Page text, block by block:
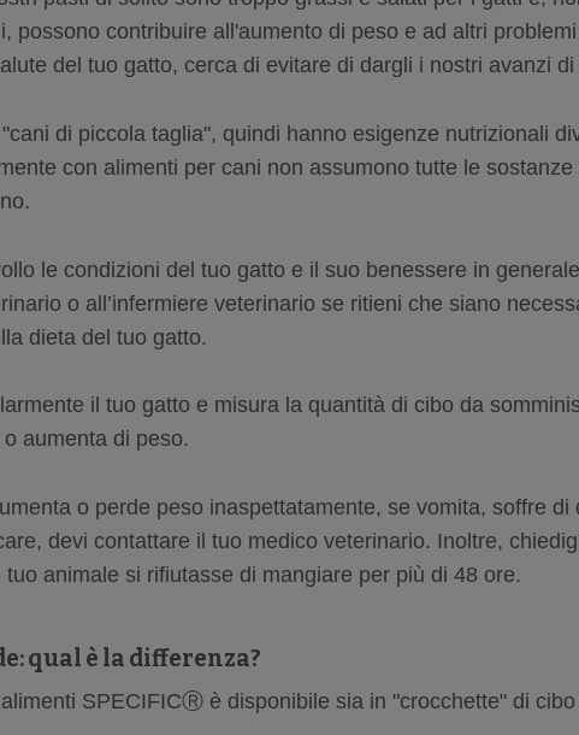
possono contribuire all'aumento di peso e ad altri
del tuo gatto, cerca di evitare di dargli i nostri avanzi di
di piccola taglia", quindi hanno esigenze nutrizionali
con alimenti per cani non assumono tutte le sostanze
le condizioni del tuo gatto e il suo benessere in
o all’infermiere veterinario se ritieni che siano
dieta del tuo gatto.
il tuo gatto e misura la quantità di cibo da
aumenta di peso.
o perde peso inaspettatamente, se vomita, soffre di
devi contattare il tuo medico veterinario. Inoltre,
tuo animale si rifiutasse di mangiare per più di 48 ore.
qual è la differenza?
SPECIFICⓇ è disponibile sia in "crocchette" di